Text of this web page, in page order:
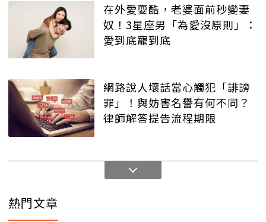
在外愛耍酷，老婆面前秒變妻
奴！3星座男「為愛沒原則」：
愛到底寵到底
網路說人壞話當心觸犯「誹謗
罪」！與妨害名譽有何不同？
律師解答提告流程期限
熱門文章